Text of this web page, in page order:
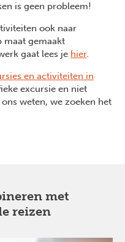
is geen probleem!
ook naar
maat gemaakt
gaat lees je hier.
en activiteiten in
excursie en niet
weten, we zoeken het
met
reizen